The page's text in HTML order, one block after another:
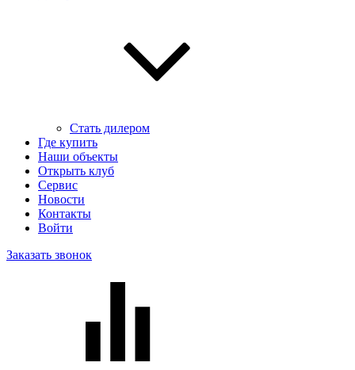
Стать дилером
Где купить
Наши объекты
Открыть клуб
Сервис
Новости
Контакты
Войти
Заказать звонок